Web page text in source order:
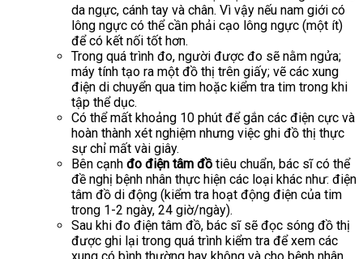
da ngực, cánh tay và chân. Vì vậy nếu nam giới có
lông ngực có thể cần phải cạo lông ngực (một ít)
để có kết nối tốt hơn.
Trong quá trình đo, người được đo sẽ nằm ngửa;
máy tính tạo ra một đồ thị trên giấy; vẽ các xung
điện di chuyển qua tim hoặc kiểm tra tim trong khi
tập thể dục.
Có thể mất khoảng 10 phút để gắn các điện cực và
hoàn thành xét nghiệm nhưng việc ghi đồ thị thực
sự chỉ mất vài giây.
Bên cạnh đo điện tâm đồ tiêu chuẩn, bác sĩ có thể
đề nghị bệnh nhân thực hiện các loại khác như: điện
tâm đồ di động (kiểm tra hoạt động điện của tim
trong 1-2 ngày, 24 giờ/ngày).
Sau khi đo điện tâm đồ, bác sĩ sẽ đọc sóng đồ thị
được ghi lại trong quá trình kiểm tra để xem các
xung có bình thường hay không và cho bệnh nhân